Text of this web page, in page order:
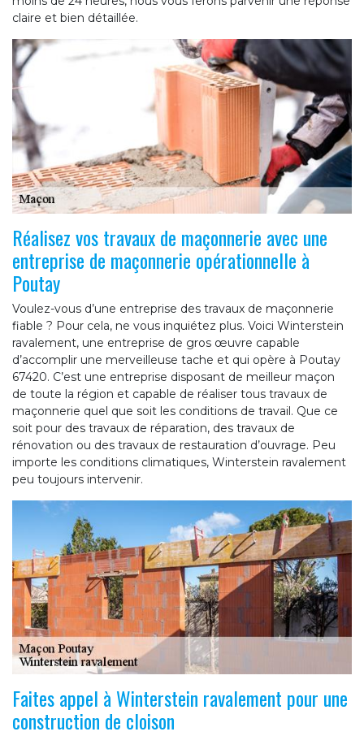
claire et bien détaillée.
Réalisez vos travaux de maçonnerie avec une
entreprise de maçonnerie opérationnelle à
Poutay
Voulez-vous d’une entreprise des travaux de maçonnerie
fiable ? Pour cela, ne vous inquiétez plus. Voici Winterstein
ravalement, une entreprise de gros œuvre capable
d’accomplir une merveilleuse tache et qui opère à Poutay
67420. C’est une entreprise disposant de meilleur maçon
de toute la région et capable de réaliser tous travaux de
maçonnerie quel que soit les conditions de travail. Que ce
soit pour des travaux de réparation, des travaux de
rénovation ou des travaux de restauration d’ouvrage. Peu
importe les conditions climatiques, Winterstein ravalement
peu toujours intervenir.
Faites appel à Winterstein ravalement pour une
construction de cloison